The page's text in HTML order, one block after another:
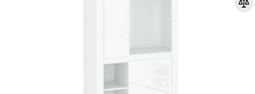
dodává nábytku na